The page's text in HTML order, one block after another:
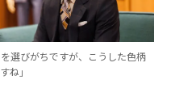
選びがちですが、こうした色柄
ね」